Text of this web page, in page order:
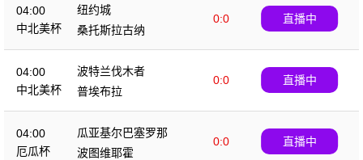
04:00
中北美杯
纽约城
0:0
桑托斯拉古纳
直播中
04:00
中北美杯
波特兰伐木者
0:0
普埃布拉
直播中
04:00
厄瓜杯
瓜亚基尔巴塞罗那
0:0
波图维耶霍
直播中